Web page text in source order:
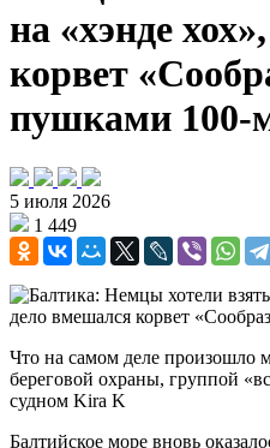
на «хэнде
корвет
пушками 100-
5 июля 2026
1 449
Что на самом деле произошло
береговой охраны, группой
судном Kira K
Балтийское море вновь